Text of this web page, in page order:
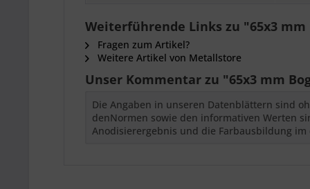
Weiterführende Links zu "65x3 mm
Fragen zum Artikel?
Weitere Artikel von Metallstore
Unser Kommentar zu "65x3 mm
Die Angaben in unseren Datenblättern sind
denNormen sowie den informativen Werten
Anodisierergebnis und die Farbausbildung